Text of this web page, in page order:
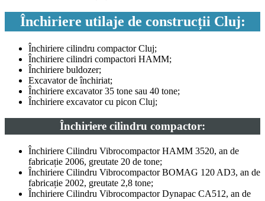
Închiriere utilaje de construcții Cluj:
Închiriere cilindru compactor Cluj;
Închiriere cilindri compactori HAMM;
Închiriere buldozer;
Excavator de închiriat;
Închiriere excavator 35 tone sau 40 tone;
Închiriere excavator cu picon Cluj;
Închiriere cilindru compactor:
Închiriere Cilindru Vibrocompactor HAMM 3520, an de
fabricație 2006, greutate 20 de tone;
Închiriere Cilindru Vibrocompactor BOMAG 120 AD3, an de
fabricație 2002, greutate 2,8 tone;
Închiriere Cilindru Vibrocompactor Dynapac CA512, an de